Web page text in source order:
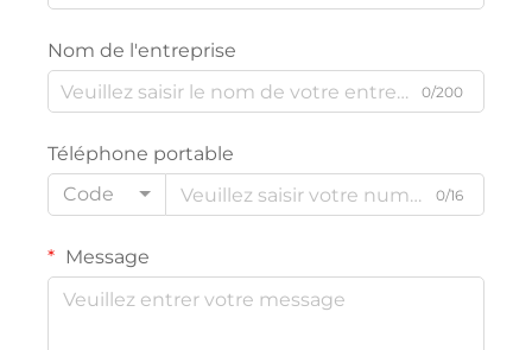
Nom de l'entreprise
0/200
Téléphone portable
Code
0/16
Message